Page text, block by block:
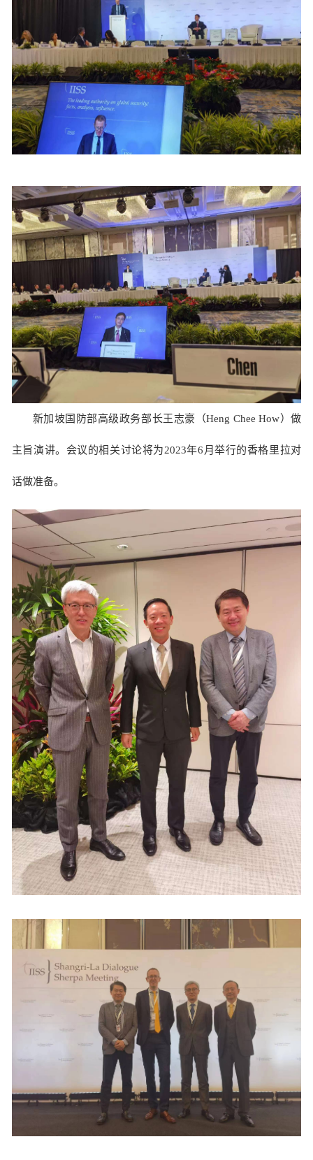
新加坡国防部高级政务部长王志豪（Heng Chee How）做
主旨演讲。会议的相关讨论将为2023年6月举行的香格里拉对
话做准备。